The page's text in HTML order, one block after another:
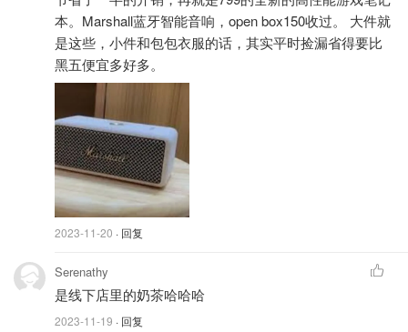
本。Marshall蓝牙智能音响，open box150收过。 大件就
是这些，小件和包包衣服的话，其实平时捡漏省得要比
黑五便宜多好多。
2023-11-20 · 回复
Serenathy
是线下店里的奶茶哈哈哈
2023-11-19 · 回复